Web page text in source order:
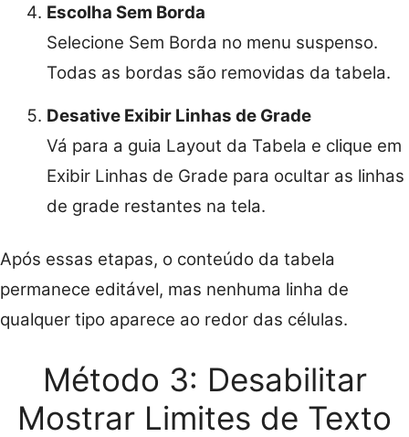
Escolha Sem Borda
Selecione Sem Borda no menu suspenso.
Todas as bordas são removidas da tabela.
Desative Exibir Linhas de Grade
Vá para a guia Layout da Tabela e clique em
Exibir Linhas de Grade para ocultar as linhas
de grade restantes na tela.
Após essas etapas, o conteúdo da tabela
permanece editável, mas nenhuma linha de
qualquer tipo aparece ao redor das células.
Método 3: Desabilitar
Mostrar Limites de Texto